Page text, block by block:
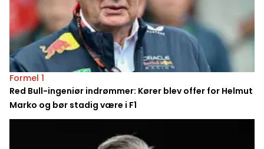
Formel 1
Red Bull-ingeniør indrømmer: Kører blev offer for Helmut
Marko og bør stadig være i F1